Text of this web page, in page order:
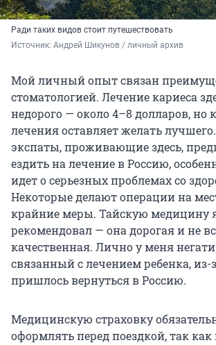
Ради таких видов стоит путешествовать
Источник: Андрей Шикунов / личный архив
Мой личный опыт связан
стоматологией. Лечение кариеса
недорого — около 4–8 долларов, но
лечения оставляет желать
экспаты, проживающие здесь,
ездить на лечение в Россию,
идет о серьезных проблемах со
Некоторые делают операции на
крайние меры. Тайскую медицину
рекомендовал — она дорогая и не
качественная. Лично у меня
связанный с лечением ребенка, из-
пришлось вернуться в Россию.
Медицинскую страховку
оформлять перед поездкой, так как